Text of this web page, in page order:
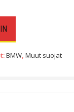
BMW,Muut suojat